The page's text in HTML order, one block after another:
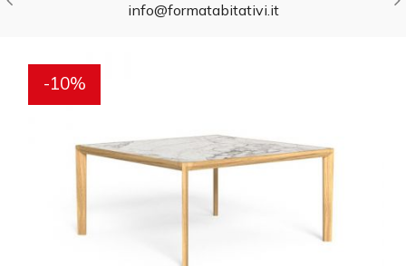
info@formatabitativi.it
-10%